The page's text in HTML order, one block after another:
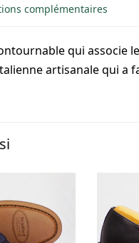
complémentaires
qui associe
artisanale qui a